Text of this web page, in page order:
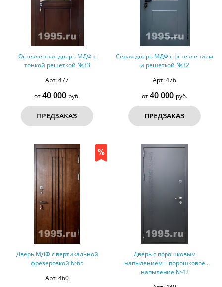
Остекленная дверь МДФ с
тонкой решеткой №33
Арт: 477
от40 000 руб.
ПРЕДЗАКАЗ
Серая дверь МДФ с остеклением
и решеткой №32
Арт: 476
от40 000 руб.
ПРЕДЗАКАЗ
Дверь МДФ с вертикальной
фрезеровкой №65
Арт: 460
Дверь с порошковым
напылением + порошковое
напыление №42